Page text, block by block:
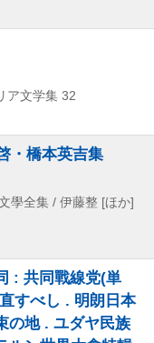
ア文学集 32
・橋本英吉集
學全集 / 伊藤整 [ほか]
: 共同戰線党(単
すべし . 明朗日本
の地 . ユダヤ民族